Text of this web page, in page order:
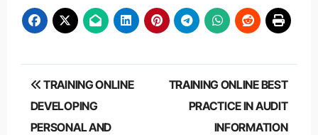
Post
navigation
TRAINING ONLINE
DEVELOPING
PERSONAL AND
TRAINING ONLINE BEST
PRACTICE IN AUDIT
INFORMATION